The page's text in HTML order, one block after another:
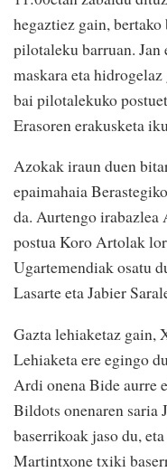
hegaztiez gain,
pilotaleku barruan. Jan
maskara eta
bai pilotalekuko
Erasoren erakusketa
Azokak iraun duen
epaimahaia
da. Aurtengo
postua Koro Artolak
Ugartemendiak osatu
Lasarte eta Jabier
Gazta lehiaketaz
Lehiaketa ere egingo
Ardi onena Bide aurre
Bildots onenaren saria
baserrikoak jaso du,
Martintxone txiki